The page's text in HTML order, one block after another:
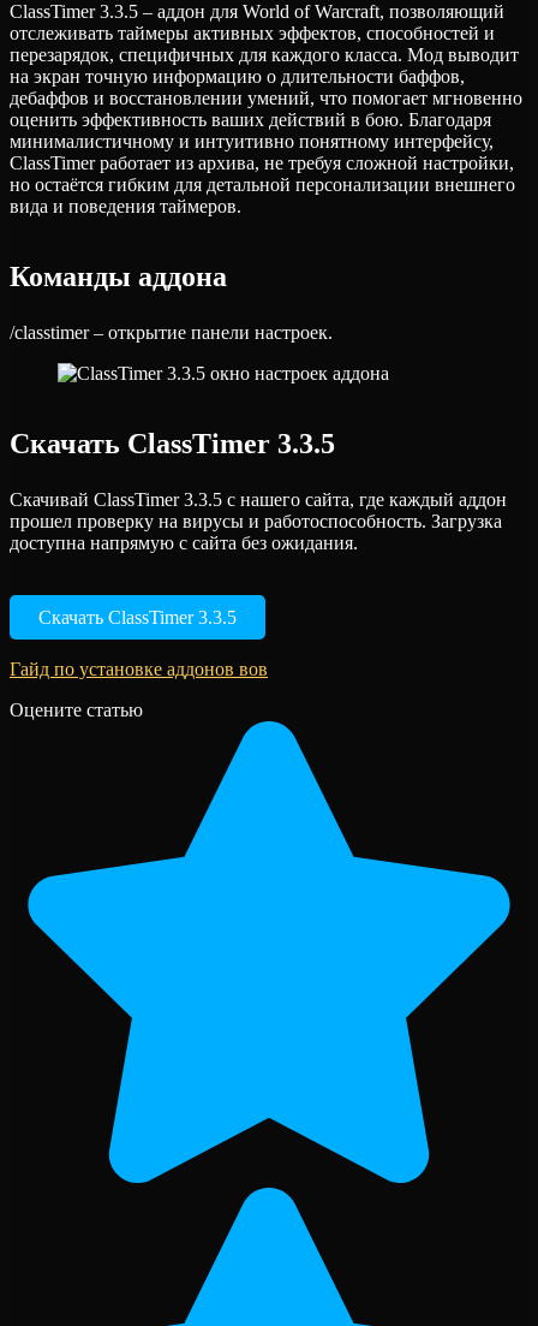
ClassTimer 3.3.5 – аддон для World of Warcraft, позволяющий
отслеживать таймеры активных эффектов, способностей и
перезарядок, специфичных для каждого класса. Мод выводит
на экран точную информацию о длительности баффов,
дебаффов и восстановлении умений, что помогает мгновенно
оценить эффективность ваших действий в бою. Благодаря
минималистичному и интуитивно понятному интерфейсу,
ClassTimer работает из архива, не требуя сложной настройки,
но остаётся гибким для детальной персонализации внешнего
вида и поведения таймеров.
Команды аддона
/classtimer – открытие панели настроек.
Скачать ClassTimer 3.3.5
Скачивай ClassTimer 3.3.5 с нашего сайта, где каждый аддон
прошел проверку на вирусы и работоспособность. Загрузка
доступна напрямую с сайта без ожидания.
Скачать ClassTimer 3.3.5
Гайд по установке аддонов вов
Оцените статью